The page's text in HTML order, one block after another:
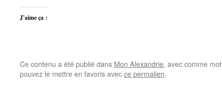
J’aime ça :
Ce contenu a été publié dans Mon Alexandrie, avec comme
pouvez le mettre en favoris avecce permalien.